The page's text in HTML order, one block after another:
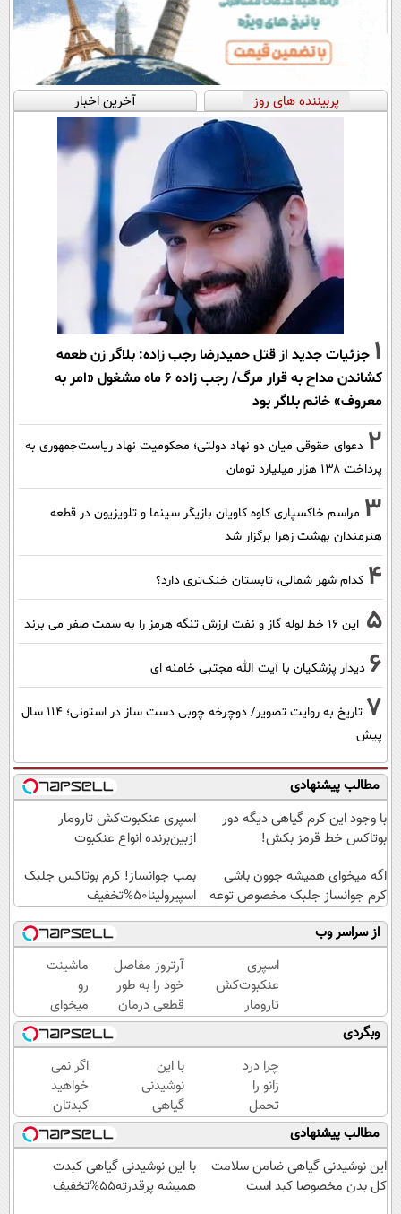
پربیننده های روز آخرین اخبار
1 جزئیات جدید از قتل حمیدرضا رجب زاده: بلاگر زن طعمه
کشاندن مداح به قرار مرگ/ رجب زاده 6 ماه مشغول «امر به
معروف» خانم بلاگر بود
2 دعوای حقوقی میان دو نهاد دولتی؛ محکومیت نهاد ریاست‌جمهوری به
پرداخت ۱۳۸ هزار میلیارد تومان
3 مراسم خاکسپاری کاوه کاویان بازیگر سینما و تلویزیون در قطعه
هنرمندان بهشت زهرا برگزار شد
4 کدام شهر شمالی، تابستان خنک‌تری دارد؟
5 این 16 خط لوله گاز و نفت ارزش تنگه هرمز را به سمت صفر می برند
6 دیدار پزشکیان با آیت الله مجتبی خامنه ای
7
تاریخ به روایت تصویر/ دوچرخه چوبی دست ساز در استونی؛ 114 سال
پیش
مطالب پیشنهادی
با وجود این کرم گیاهی دیگه دور
بوتاکس خط قرمز بکش!
اسپری عنکبوت‌‌کش تارومار
ازبین‌برنده انواع عنکبوت
اگه میخوای همیشه جوون باشی
کرم جوانساز جلبک مخصوص توعه
بمب جوانساز! کرم بوتاکس جلبک
اسپیرولینا50%تخفیف
از سراسر وب
اسپری
عنکبوت‌‌کش
تارومار
ازبین‌برنده
انواع
عنکبوت
آرتروز مفاصل
خود را به طور
قطعی درمان
کنید!
◗پرسش‌نامه◖
ماشینت
رو
میخوای
بفروشی؟
اینجا یک
روزه
برات
میفروشه
وبگردی
چرا درد
زانو را
تحمل
می‌کنی؟
خیلی
ساده
درمنزل
با این
نوشیدنی
گیاهی
به جنگ
با سموم
کبدت
برو
اگر نمی
خواهید
کبدتان
چرب
شود این
نوشیدنی
خوش
مطالب پیشنهادی
این نوشیدنی گیاهی ضامن سلامت
کل بدن مخصوصا کبد است
با این نوشیدنی گیاهی کبدت
همیشه پرقدرته55%تخفیف